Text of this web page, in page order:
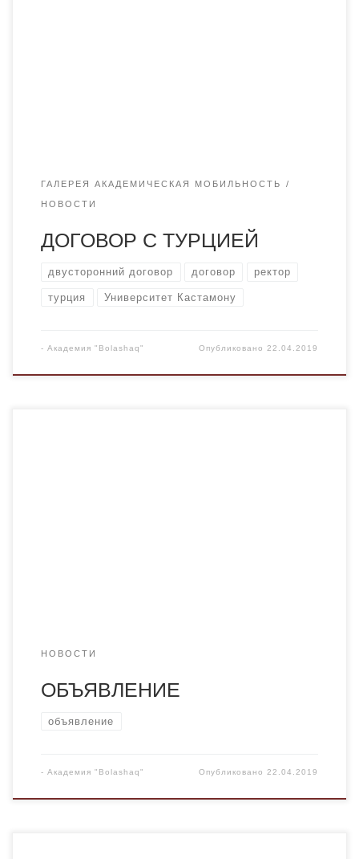
ГАЛЕРЕЯ АКАДЕМИЧЕСКАЯ МОБИЛЬНОСТЬ
НОВОСТИ
ДОГОВОР С ТУРЦИЕЙ
двусторонний договор договор ректор
турция Университет Кастамону
- Академия "Bolashaq" Опубликовано22.04.2019
НОВОСТИ
ОБЪЯВЛЕНИЕ
объявление
- Академия "Bolashaq" Опубликовано22.04.2019